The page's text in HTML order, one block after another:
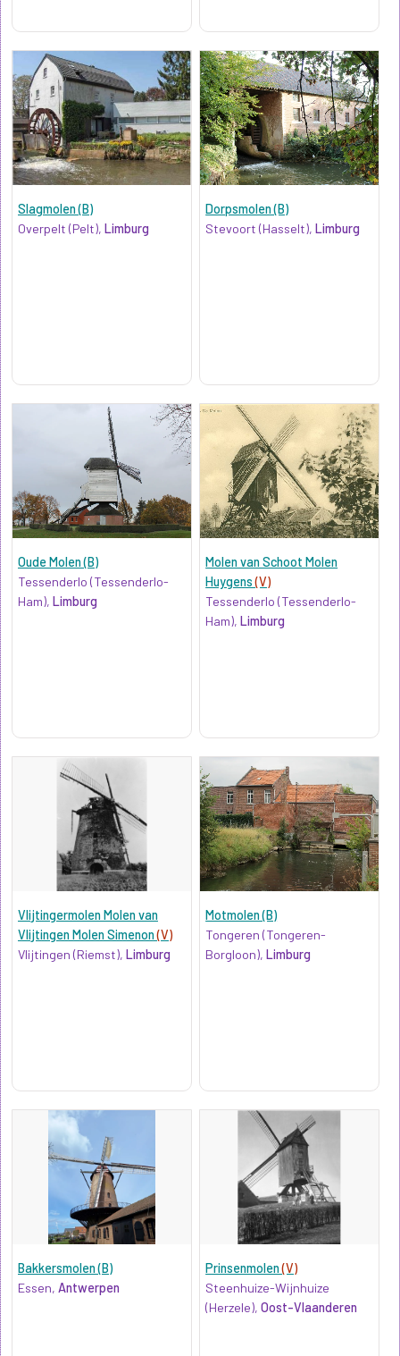
Slagmolen (B)
Overpelt (Pelt), Limburg
Dorpsmolen (B)
Stevoort (Hasselt),Limburg
Oude Molen (B)
Tessenderlo (Tessenderlo-
Ham), Limburg
Molen van Schoot Molen
Huygens(V)
Tessenderlo (Tessenderlo-
Ham),Limburg
Vlijtingermolen Molen van
Vlijtingen Molen Simenon(V)
Vlijtingen (Riemst), Limburg
Motmolen (B)
Tongeren (Tongeren-
Borgloon),Limburg
Bakkersmolen (B)
Essen, Antwerpen
Prinsenmolen(V)
Steenhuize-Wijnhuize
(Herzele),Oost-Vlaanderen